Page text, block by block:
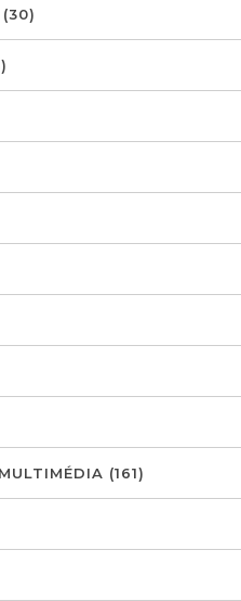
(30)
(161)